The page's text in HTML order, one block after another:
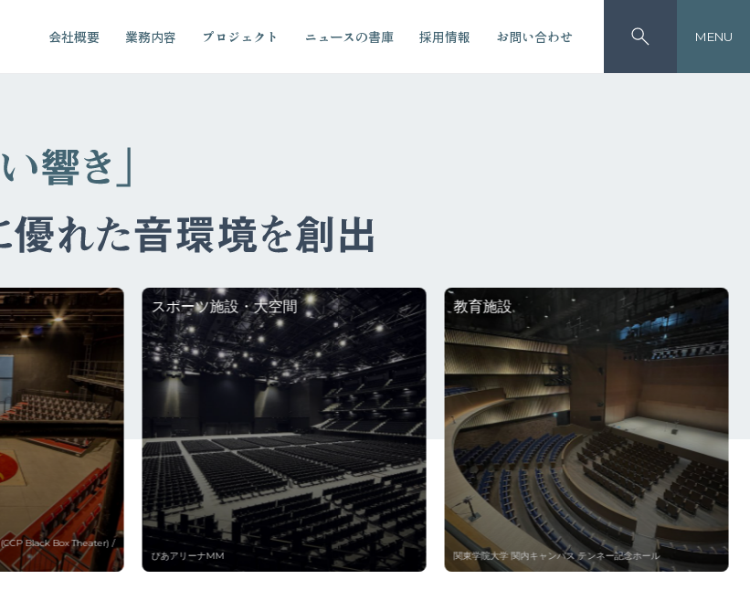
会社概要 業務内容 プロジェクト ニュースの書庫 採用情報 お問い合わせ MENU
関東学院大学 関内キャンパス テンネー記念ホール
教育施設
防府市公会堂
改修